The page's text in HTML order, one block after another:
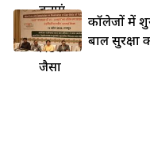
बनाएं
नॉन-
स्टिक
जैसा
कॉलेजों में शुरू
बाल